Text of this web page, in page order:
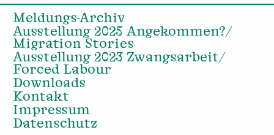
Meldungs-Archiv
Ausstellung 2025 Angekommen?/
Migration Stories
Ausstellung 2023 Zwangsarbeit/
Forced Labour
Downloads
Kontakt
Impressum
Datenschutz